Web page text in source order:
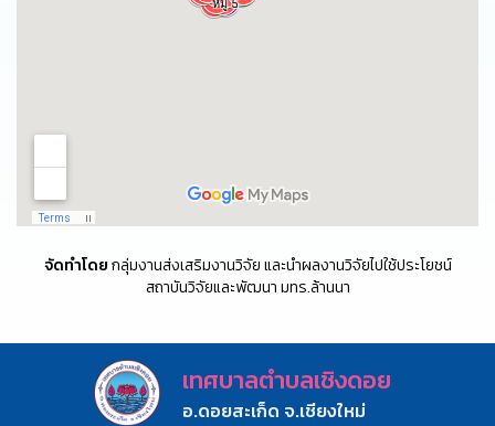
จัดทำโดยกลุ่มงานส่งเสริมงานวิจัย และนำผลงานวิจัยไปใช้ประโยชน์
สถาบันวิจัยและพัฒนา มทร.ล้านนา
เทศบาลตำบลเชิงดอย
อ.ดอยสะเก็ด จ.เชียงใหม่